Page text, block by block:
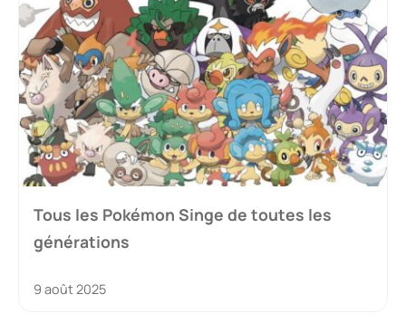
Tous les Pokémon Singe de toutes les
générations
9 août 2025